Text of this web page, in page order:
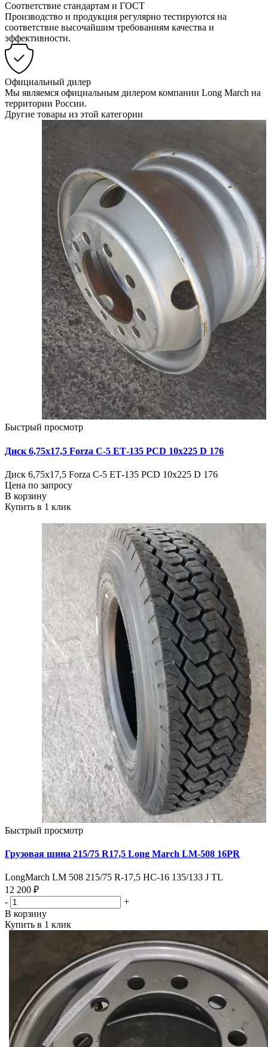
Соответствие стандартам и ГОСТ
Производство и продукция регулярно тестируются на
соответствие высочайшим требованиям качества и
эффективности.
Официальный дилер
Мы являемся официальным дилером компании Long March на
территории России.
Другие товары из этой категории
Быстрый просмотр
Диск 6,75х17,5 Forza C-5 ЕТ-135 PCD 10x225 D 176
Диск 6,75х17,5 Forza C-5 ЕТ-135 PCD 10x225 D 176
Цена по запросу
В корзину
Купить в 1 клик
Быстрый просмотр
Грузовая шина 215/75 R17,5 Long March LM-508 16PR
LongMarch LM 508 215/75 R-17,5 HC-16 135/133 J TL
12 200 ₽
-
+
В корзину
Купить в 1 клик